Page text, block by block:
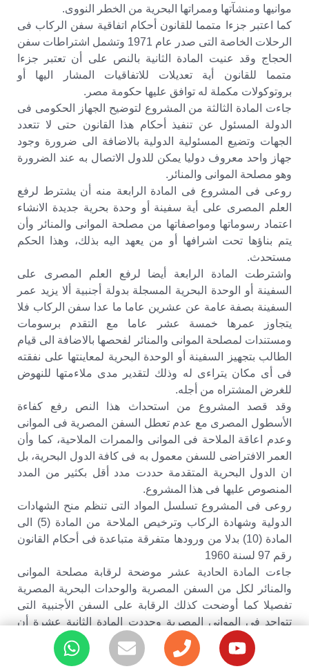
موانيها ومنشآتها وممراتها البحرية من الخطر النووى.
كما اعتبر جزءا متمما للقانون أحكام اتفاقية سفن الركاب فى
الرحلات الخاصة التى صدر عام 1971 وتشمل اشتراطات سفن
الحجاج وقد عنيت المادة الثانية بالنص على أن تعتبر جزءا
متمما للقانون أية تعديلات للاتفاقيات المشار اليها أو
بروتوكولات مكملة له توافق عليها حكومة مصر.
جاءت المادة الثالثة من المشروع لتوضيح الجهاز الحكومى فى
الدولة المسئول عن تنفيذ أحكام هذا القانون حتى لا تتعدد
الجهات وتضيع المسئولية الدولية بالاضافة الى ضرورة وجود
جهاز واحد معروف دوليا يمكن للدول الاتصال به عند الضرورة
وهو مصلحة الموانى والمنائر.
روعى فى المشروع فى المادة الرابعة منه أن يشترط لرفع
العلم المصرى على أية سفينة أو وحدة بحرية جديدة الانشاء
اعتماد رسوماتها ومواصفاتها من مصلحة الموانى والمنائر وأن
يتم بناؤها تحت اشرافها أو من يعهد اليه بذلك، وهذا الحكم
مستحدث.
واشترطت المادة الرابعة أيضا لرفع العلم المصرى على
السفينة أو الوحدة البحرية المسجلة بدولة أجنبية ألا يزيد عمر
السفينة بصفة عامة عن عشرين عاما ما عدا سفن الركاب فلا
يتجاوز عمرها خمسة عشر عاما مع التقدم برسومات
ومستندات لمصلحة الموانى والمنائر لفحصها بالاضافة الى قيام
الطالب بتجهيز السفينة أو الوحدة البحرية لمعاينتها على نفقته
فى أى مكان يتراءى له وذلك لتقدير مدى ملاءمتها للنهوض
للغرض المشتراه من أجله.
وقد قصد المشروع من استحداث هذا النص رفع كفاءة
الأسطول المصرى مع عدم تعطل السفن المصرية فى الموانى
وعدم اعاقة الملاحة فى الموانى والممرات الملاحية، كما وأن
العمر الافتراضى للسفن معمول به فى كافة الدول البحرية، بل
ان الدول البحرية المتقدمة حددت مدد أقل بكثير من المدد
المنصوص عليها فى هذا المشروع.
روعى فى المشروع تسلسل المواد التى تنظم منح الشهادات
الدولية وشهادة الركاب وترخيص الملاحة من المادة (5) الى
المادة (10) بدلا من ورودها متفرقة متباعدة فى أحكام القانون
رقم 97 لسنة 1960
جاءت المادة الحادية عشر موضحة لرقابة مصلحة الموانى
والمنائر لكل من السفن المصرية والوحدات البحرية المصرية
تفصيلا كما أوضحت كذلك الرقابة على السفن الأجنبية التى
تتواجد فى الموانى المصرية وحددت المادة الثانية عشرة أن
شروط الخدمة الطبية والصحية على السفن المصرية يصدر بها
قرار من وزير النقل البحرى